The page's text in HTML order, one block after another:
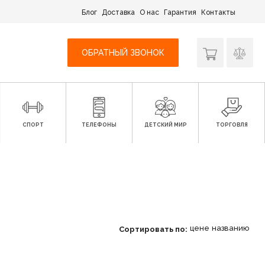
Блог Доставка О нас Гарантия Контакты
ОБРАТНЫЙ ЗВОНОК
СПОРТ ТЕЛЕФОНЫ ДЕТСКИЙ МИР ТОРГОВЛЯ
Сортировать по: цене названию